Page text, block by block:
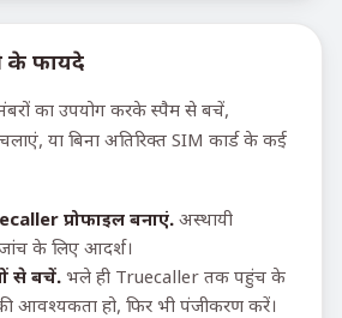
के फायदे
का उपयोग करके स्पैम से बचें,
या बिना अतिरिक्त SIM कार्ड के कई
प्रोफाइल बनाएं. अस्थायी
जांच के लिए आदर्श।
से बचें. भले ही Truecaller तक पहुंच के
आवश्यकता हो, फिर भी पंजीकरण करें।